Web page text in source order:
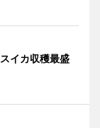
イカ収穫最盛